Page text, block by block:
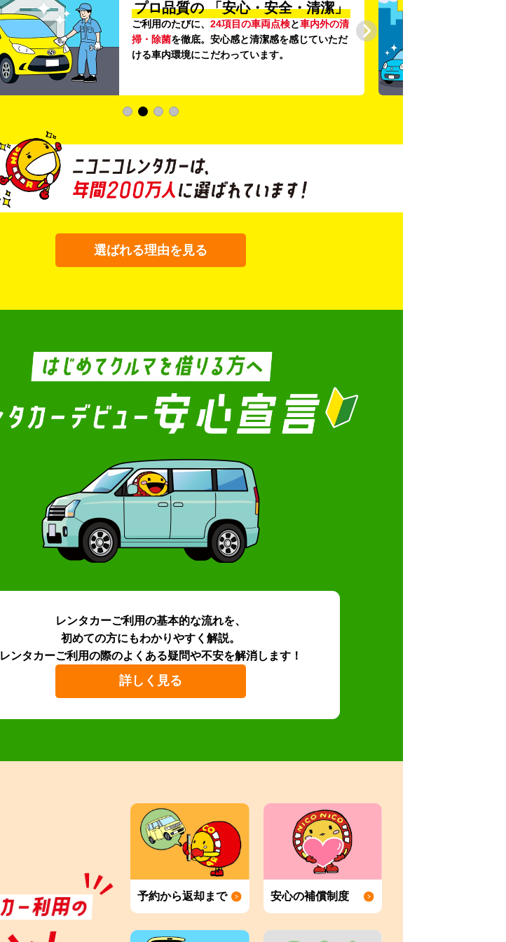
プロ品質の 「安心・安全・清潔」
ご利用のたびに、 24項目の車両点検と車内外の清
掃・除菌を徹底。安心感と清潔感を感じていただ
ける車内環境にこだわっています。
選ばれる理由を見る
レンタカーご利用の基本的な流れを、
初めての方にもわかりやすく解説。
レンタカーご利用の際のよくある疑問や不安を解消します！
詳しく見る
予約から返却まで 安心の補償制度